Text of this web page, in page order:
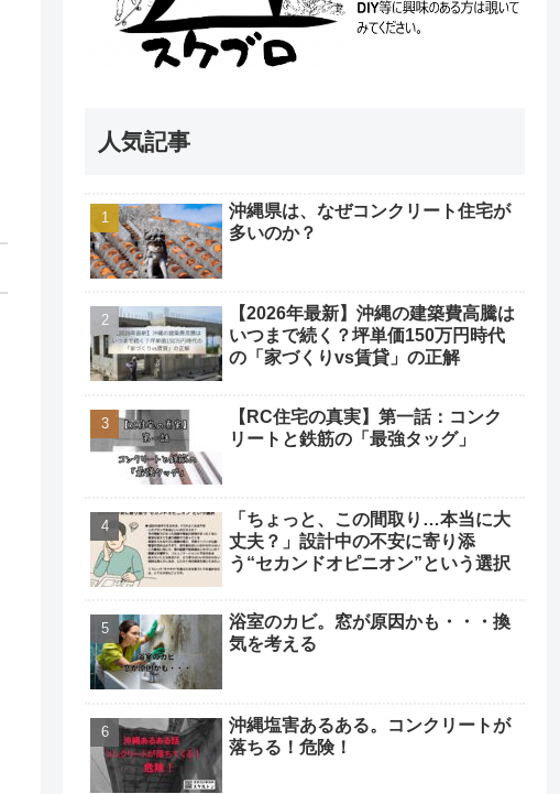
人気記事
沖縄県は、なぜコンクリート住宅が
多いのか？
【2026年最新】沖縄の建築費高騰は
いつまで続く？坪単価150万円時代
の「家づくりvs賃貸」の正解
【RC住宅の真実】第一話：コンク
リートと鉄筋の「最強タッグ」
「ちょっと、この間取り…本当に大
丈夫？」設計中の不安に寄り添
う“セカンドオピニオン”という選択
浴室のカビ。窓が原因かも・・・換
気を考える
沖縄塩害あるある。コンクリートが
落ちる！危険！